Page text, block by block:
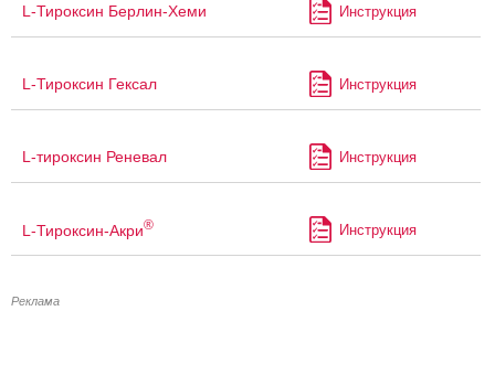
L-Тироксин Берлин-Хеми Инструкция
L-Тироксин Гексал Инструкция
L-тироксин Реневал Инструкция
L-Тироксин-Акри® Инструкция
Реклама